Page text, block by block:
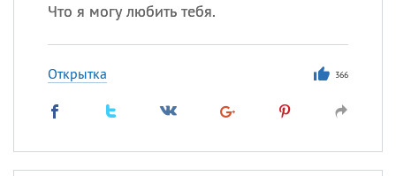
Что я могу любить тебя.
Открытка 366